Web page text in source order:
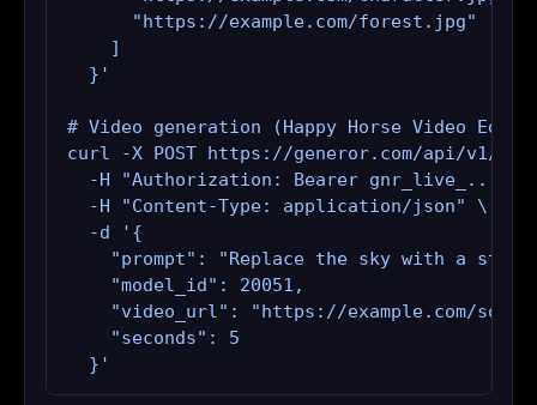
      "https://example.com/forest.jpg"
    ]
  }'
# Video generation (Happy Horse Video
curl -X POST https://generor.com/api/v1/
  -H "Authorization: Bearer gnr_live_..." \
  -H "Content-Type: application/json" \
  -d '{
"prompt": "Replace the sky with a
    "model_id": 20051,
"video_url": "https://example.com/
    "seconds": 5
  }'